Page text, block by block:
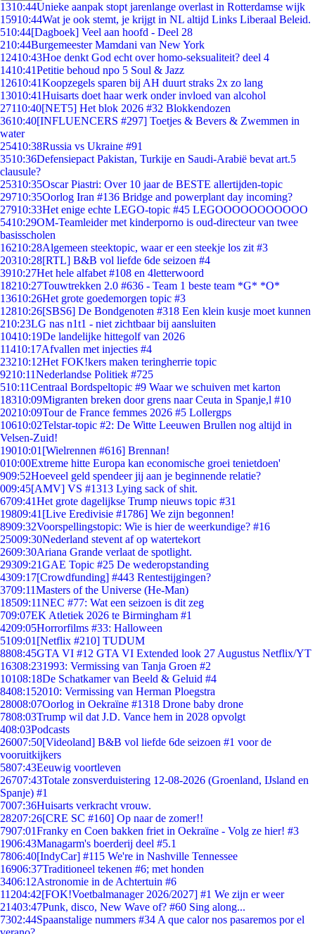
1310:44Unieke aanpak stopt jarenlange overlast in Rotterdamse wijk
15910:44Wat je ook stemt, je krijgt in NL altijd Links Liberaal Beleid.
510:44[Dagboek] Veel aan hoofd - Deel 28
210:44Burgemeester Mamdani van New York
12410:43Hoe denkt God echt over homo-seksualiteit? deel 4
1410:41Petitie behoud npo 5 Soul & Jazz
12610:41Koopzegels sparen bij AH duurt straks 2x zo lang
13010:41Huisarts doet haar werk onder invloed van alcohol
27110:40[NET5] Het blok 2026 #32 Blokkendozen
3610:40[INFLUENCERS #297] Toetjes & Bevers & Zwemmen in
water
25410:38Russia vs Ukraine #91
3510:36Defensiepact Pakistan, Turkije en Saudi-Arabië bevat art.5
clausule?
25310:35Oscar Piastri: Over 10 jaar de BESTE allertijden-topic
29710:35Oorlog Iran #136 Bridge and powerplant day incoming?
27910:33Het enige echte LEGO-topic #45 LEGOOOOOOOOOOO
5410:29OM-Teamleider met kinderporno is oud-directeur van twee
basisscholen
16210:28Algemeen steektopic, waar er een steekje los zit #3
20310:28[RTL] B&B vol liefde 6de seizoen #4
3910:27Het hele alfabet #108 en 4letterwoord
18210:27Touwtrekken 2.0 #636 - Team 1 beste team *G* *O*
13610:26Het grote goedemorgen topic #3
12810:26[SBS6] De Bondgenoten #318 Een klein kusje moet kunnen
210:23LG nas n1t1 - niet zichtbaar bij aansluiten
10410:19De landelijke hittegolf van 2026
11410:17Afvallen met injecties #4
23210:12Het FOK!kers maken teringherrie topic
9210:11Nederlandse Politiek #725
510:11Centraal Bordspeltopic #9 Waar we schuiven met karton
18310:09Migranten breken door grens naar Ceuta in Spanje,l #10
20210:09Tour de France femmes 2026 #5 Lollergps
10610:02Telstar-topic #2: De Witte Leeuwen Brullen nog altijd in
Velsen-Zuid!
19010:01 [Wielrennen #616] Brennan!
010:00Extreme hitte Europa kan economische groei tenietdoen'
909:52Hoeveel geld spendeer jij aan je beginnende relatie?
009:45[AMV] VS #1313 Lying sack of shit.
6709:41Het grote dagelijkse Trump nieuws topic #31
19809:41 [Live Eredivisie #1786] We zijn begonnen!
8909:32Voorspellingstopic: Wie is hier de weerkundige? #16
25009:30Nederland stevent af op watertekort
2609:30Ariana Grande verlaat de spotlight.
29309:21GAE Topic #25 De wederopstanding
4309:17[Crowdfunding] #443 Rentestijgingen?
3709:11Masters of the Universe (He-Man)
18509:11NEC #77: Wat een seizoen is dit zeg
709:07EK Atletiek 2026 te Birmingham #1
4209:05Horrorfilms #33: Halloween
5109:01 [Netflix #210] TUDUM
8808:45GTA VI #12 GTA VI Extended look 27 Augustus Netflix/YT
16308:231993: Vermissing van Tanja Groen #2
10108:18De Schatkamer van Beeld & Geluid #4
8408:152010: Vermissing van Herman Ploegstra
28008:07Oorlog in Oekraïne #1318 Drone baby drone
7808:03Trump wil dat J.D. Vance hem in 2028 opvolgt
408:03Podcasts
26007:50[Videoland] B&B vol liefde 6de seizoen #1 voor de
vooruitkijkers
5807:43Eeuwig voortleven
26707:43Totale zonsverduistering 12-08-2026 (Groenland, IJsland en
Spanje) #1
7007:36Huisarts verkracht vrouw.
28207:26[CRE SC #160] Op naar de zomer!!
7907:01Franky en Coen bakken friet in Oekraïne - Volg ze hier! #3
1906:43Managarm's boerderij deel #5.1
7806:40[IndyCar] #115 We're in Nashville Tennessee
16906:37Traditioneel tekenen #6; met honden
3406:12Astronomie in de Achtertuin #6
11204:42[FOK!Voetbalmanager 2026/2027] #1 We zijn er weer
21403:47Punk, disco, New Wave of? #60 Sing along...
7302:44Spaanstalige nummers #34 A que calor nos pasaremos por el